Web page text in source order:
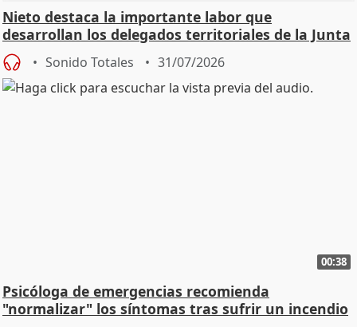
Nieto destaca la importante labor que
desarrollan los delegados territoriales de la Junta
Sonido Totales 31/07/2026
00:38
Psicóloga de emergencias recomienda
"normalizar" los síntomas tras sufrir un incendio